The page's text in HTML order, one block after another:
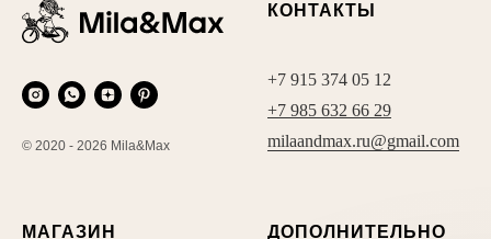
© 2020 - 2026 Mila&Max
КОНТАКТЫ
+7 915 374 05 12
+7 985 632 66 29
milaandmax.ru@gmail.com
МАГАЗИН ДОПОЛНИТЕЛЬНО